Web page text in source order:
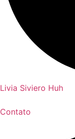
Livia Siviero Huh
Contato